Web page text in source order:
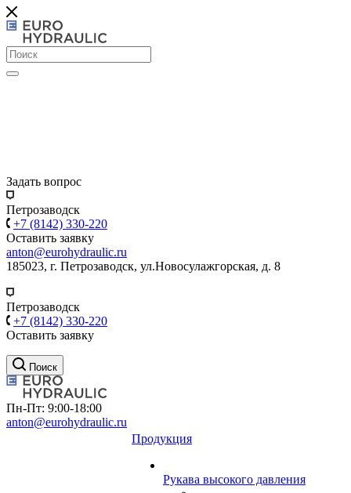
Задать вопрос
Петрозаводск
+7 (8142) 330-220
Оставить заявку
anton@eurohydraulic.ru
185023, г. Петрозаводск, ул.Новосулажгорская, д. 8
Петрозаводск
+7 (8142) 330-220
Оставить заявку
Поиск
Пн-Пт: 9:00-18:00
anton@eurohydraulic.ru
Продукция
Рукава высокого давления